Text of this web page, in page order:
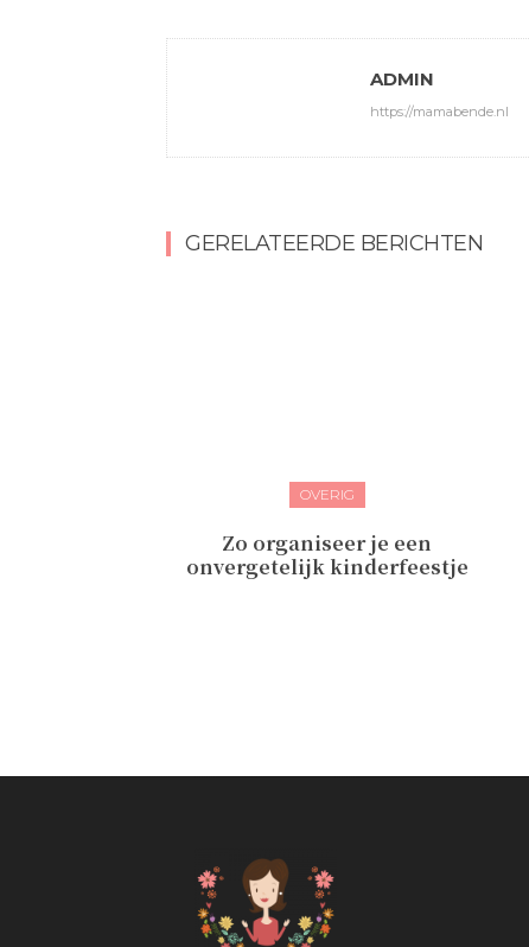
ADMIN
https://mamabende.nl
GERELATEERDE BERICHTEN
OVERIG
Zo organiseer je een
onvergetelijk kinderfeestje